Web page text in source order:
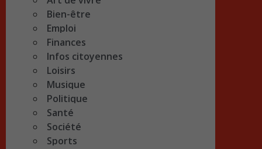
Bien-être
Emploi
Finances
Infos citoyennes
Loisirs
Musique
Politique
Santé
Société
Sports